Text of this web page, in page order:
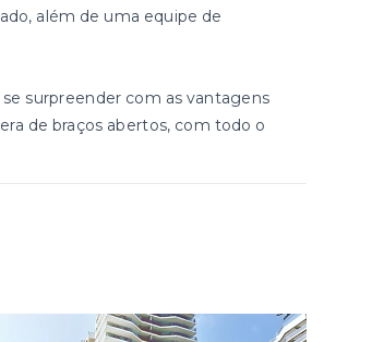
além de uma equipe de
surpreender com as vantagens
de braços abertos, com todo o